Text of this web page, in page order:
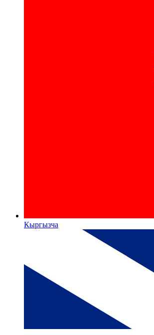
Кыргызча